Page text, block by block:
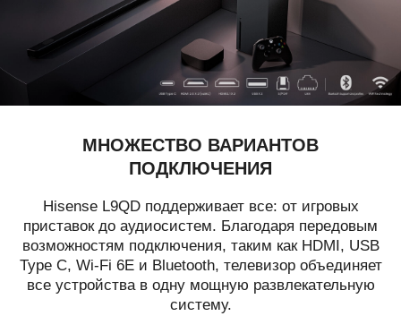
МНОЖЕСТВО ВАРИАНТОВ
ПОДКЛЮЧЕНИЯ
Hisense L9QD поддерживает все: от игровых
приставок до аудиосистем. Благодаря передовым
возможностям подключения, таким как HDMI, USB
Type C, Wi-Fi 6E и Bluetooth, телевизор объединяет
все устройства в одну мощную развлекательную
систему.